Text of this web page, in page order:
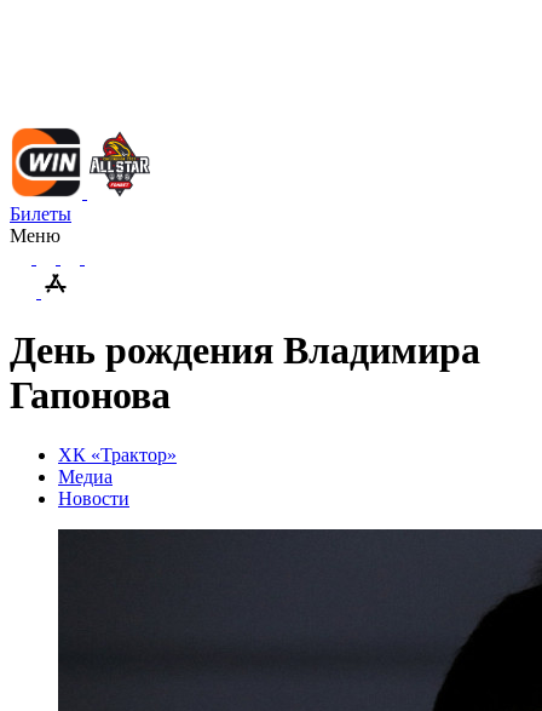
Билеты
Меню
День рождения Владимира
Гапонова
ХК «Трактор»
Медиа
Новости